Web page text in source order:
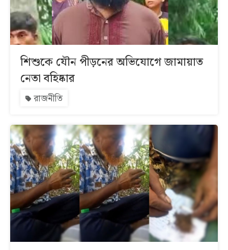
শিশুকে যৌন পীড়নের অভিযোগে জামায়াত
নেতা বহিষ্কার
রাজনীতি